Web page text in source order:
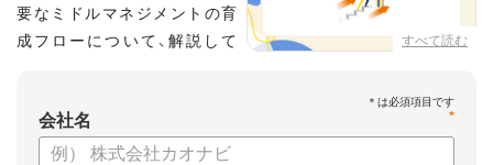
すべて読む
要なミドルマネジメントの育
成フローについて、解説して
【資料の内容】
・そもそも「マネジメント」とは？
*
会社名